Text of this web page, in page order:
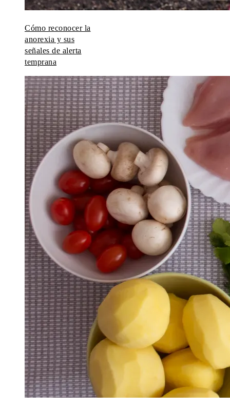
Cómo reconocer la
anorexia y sus
señales de alerta
temprana